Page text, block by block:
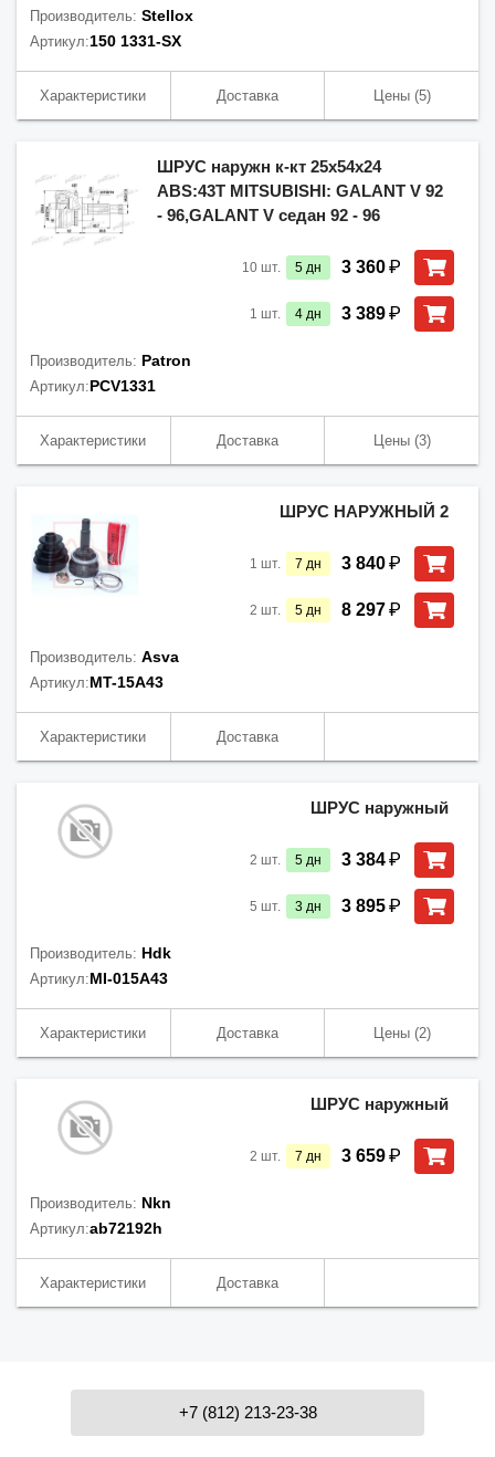
Производитель: Stellox
Артикул:150 1331-SX
Характеристики Доставка Цены(5)
ШРУС наружн к-кт 25x54x24
ABS:43T MITSUBISHI: GALANT V 92
- 96,GALANT V седан 92 - 96
10 шт. 5 дн 3 360₽
1 шт. 4 дн 3 389₽
Производитель: Patron
Артикул:PCV1331
Характеристики Доставка Цены(3)
ШРУС НАРУЖНЫЙ 2
1 шт. 7 дн 3 840₽
2 шт. 5 дн 8 297₽
Производитель: Asva
Артикул:MT-15A43
Характеристики Доставка
ШРУС наружный
2 шт. 5 дн 3 384₽
5 шт. 3 дн 3 895₽
Производитель: Hdk
Артикул:MI-015A43
Характеристики Доставка Цены(2)
ШРУС наружный
2 шт. 7 дн 3 659₽
Производитель: Nkn
Артикул:ab72192h
Характеристики Доставка
+7 (812) 213-23-38